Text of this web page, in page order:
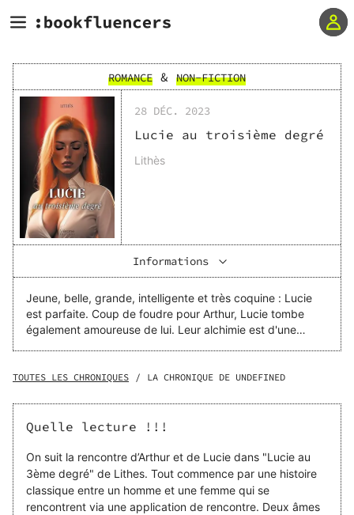
ROMANCE & NON-FICTION
28 DÉC. 2023
Lucie au troisième degré
Lithès
Informations
Jeune, belle, grande, intelligente et très coquine : Lucie
est parfaite. Coup de foudre pour Arthur, Lucie tombe
également amoureuse de lui. Leur alchimie est d'une
éternelle qui refusera toujours de faiblir... jusqu'à
d'Arthur est vouée à l'échec, mais il n'en sait rien. Lucie, en
revanche, prend le risque de vivre cette romance
tout cet amour. Mais quand et de quelle manière, elle
l'ignore complètement. Arthur soupçonne Lucie de mener
une double vie. Mais que va-t-il découvrir ?
TOUTES LES CHRONIQUES / LA CHRONIQUE DE UNDEFINED
Quelle lecture !!!
On suit la rencontre d’Arthur et de Lucie dans "Lucie au
3ème degré" de Lithes. Tout commence par une histoire
classique entre un homme et une femme qui se
rencontrent via une application de rencontre. Deux âmes